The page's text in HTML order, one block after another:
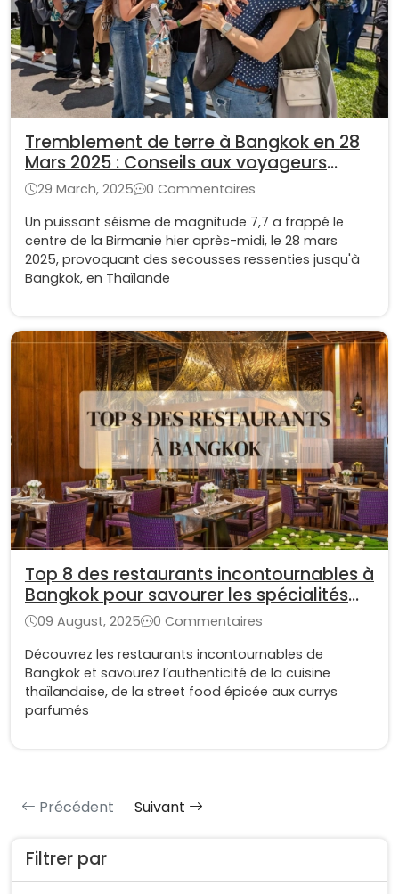
Filtrer par
Tremblement de terre à Bangkok en 28
Mars 2025 : Conseils aux voyageurs
après le séisme
29 March, 2025
0 Commentaires
Un puissant séisme de magnitude 7,7 a frappé le
centre de la Birmanie hier après-midi, le 28 mars
2025, provoquant des secousses ressenties jusqu'à
Bangkok, en Thaïlande
Top 8 des restaurants incontournables à
Bangkok pour savourer les spécialités
thaïlandaises
09 August, 2025
0 Commentaires
Découvrez les restaurants incontournables de
Bangkok et savourez l’authenticité de la cuisine
thaïlandaise, de la street food épicée aux currys
parfumés
Précédent Suivant